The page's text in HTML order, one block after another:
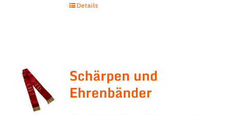
Details
Schärpen und
Ehrenbänder